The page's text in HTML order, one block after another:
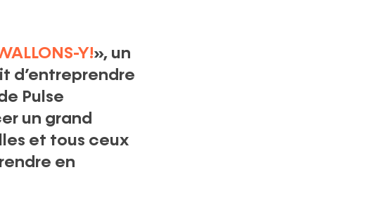
Y!», un
d’entreprendre
Pulse
un grand
et tous ceux
en